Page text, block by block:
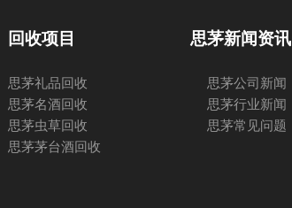
回收项目
思茅礼品回收
思茅名酒回收
思茅虫草回收
思茅茅台酒回收
思茅新闻资讯
思茅公司新闻
思茅行业新闻
思茅常见问题